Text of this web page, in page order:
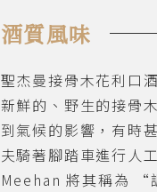
酒質風味
聖杰曼接骨木花利口
新鮮的、野生的接骨
到氣候的影響，有時
夫騎著腳踏車進行人
Meehan 將其稱為 “